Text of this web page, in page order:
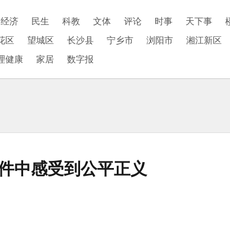
经济 民生 科教 文体 评论 时事 天下事
区 望城区 长沙县 宁乡市 浏阳市 湘江新区
健康 家居 数字报
中感受到公平正义